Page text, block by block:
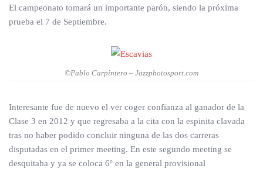
El campeonato tomará un importante parón, siendo la próxima
prueba el 7 de Septiembre.
©Pablo Carpintero – Jazzphotosport.com
Interesante fue de nuevo el ver coger confianza al ganador de la
Clase 3 en 2012 y que regresaba a la cita con la espinita clavada
tras no haber podido concluir ninguna de las dos carreras
disputadas en el primer meeting. En este segundo meeting se
desquitaba y ya se coloca 6º en la general provisional